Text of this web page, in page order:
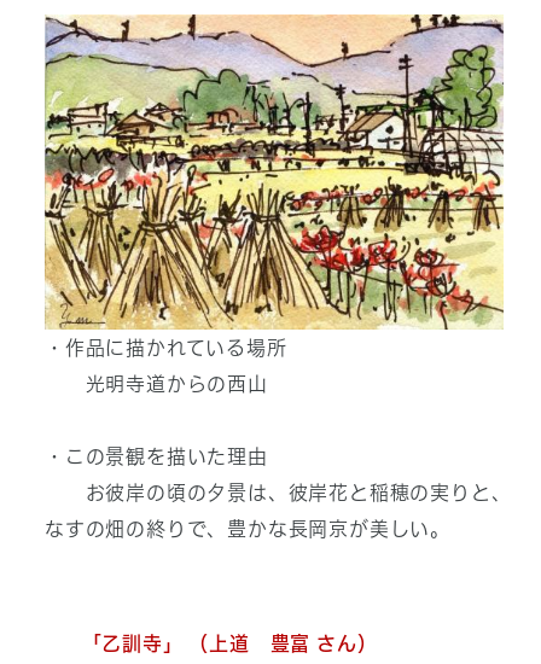
・作品に描かれている場所
光明寺道からの西山
・この景観を描いた理由
お彼岸の頃の夕景は、彼岸花と稲穂の実りと、
なすの畑の終りで、豊かな長岡京が美しい。
「乙訓寺」 （上道 豊富 さん）